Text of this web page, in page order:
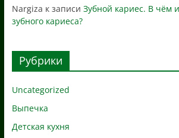
Nargiza к записи Зубной кариес. В чём
зубного кариеса?
Рубрики
Uncategorized
Выпечка
Детская кухня